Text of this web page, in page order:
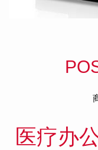
医疗办